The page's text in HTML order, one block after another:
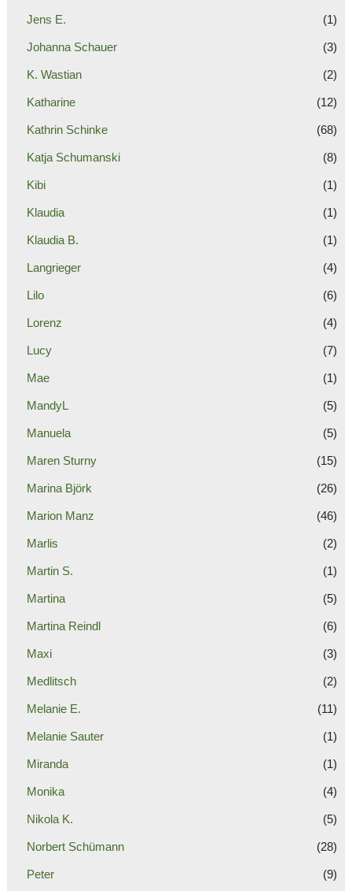
Jens E. (1)
Johanna Schauer (3)
K. Wastian (2)
Katharine (12)
Kathrin Schinke (68)
Katja Schumanski (8)
Kibi (1)
Klaudia (1)
Klaudia B. (1)
Langrieger (4)
Lilo (6)
Lorenz (4)
Lucy (7)
Mae (1)
MandyL (5)
Manuela (5)
Maren Sturny (15)
Marina Björk (26)
Marion Manz (46)
Marlis (2)
Martin S. (1)
Martina (5)
Martina Reindl (6)
Maxi (3)
Medlitsch (2)
Melanie E. (11)
Melanie Sauter (1)
Miranda (1)
Monika (4)
Nikola K. (5)
Norbert Schümann (28)
Peter (9)